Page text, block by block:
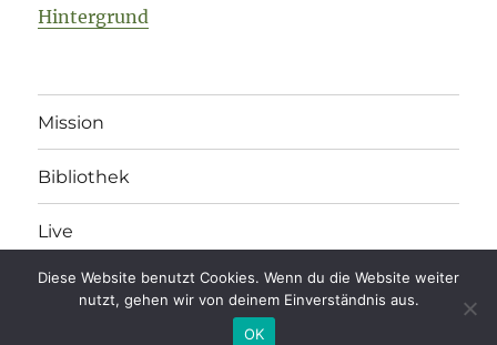
Hintergrund
Mission
Bibliothek
Live
legonomics Impressum/Datenschutz/
Diese Website benutzt Cookies. Wenn du die Website weiter
nutzt, gehen wir von deinem Einverständnis aus.
OK